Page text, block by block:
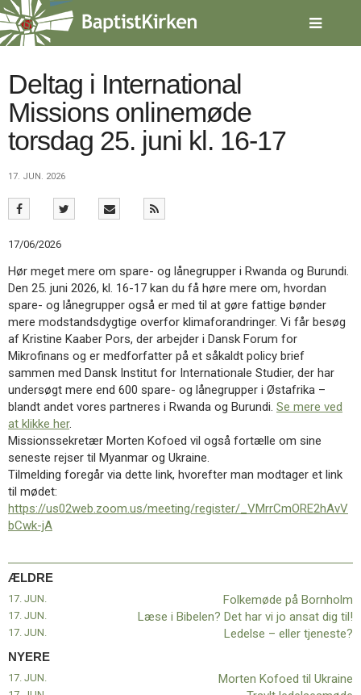
Spring
menu
over
gå
indholdVend
tilbage
1.0:
Forside
Kalender
5.0:
Værktøjskassen
7.0:
Om
BaptistKirken
8.0:
Kontakt
9.0:
Forside
10.0:
Nyheder
11.0:
Kalender
12.0:
Inspiration
13.0:
Værktøjskassen
14.0:
Mission
15.0:
Om
BaptistKirken
16.0:
Kontakt
Næste
indlæg:
Morten
UkraineForrige
indlæg:
Folkemøde
på
Bornholm
Deltag i International
Missions onlinemøde
torsdag 25. juni kl. 16-17
17. JUN. 2026
17/06/2026
Hør meget mere om spare- og lånegrupper i Rwanda og Burundi.
Den 25. juni 2026, kl. 16-17 kan du få høre mere om, hvordan
spare- og lånegrupper også er med til at gøre fattige bønder
mere modstandsdygtige overfor klimaforandringer. Vi får besøg
af Kristine Kaaber Pors, der arbejder i Dansk Forum for
Mikrofinans og er medforfatter på et såkaldt policy brief
sammen med Dansk Institut for Internationale Studier, der har
undersøgt mere end 600 spare- og lånegrupper i Østafrika –
blandt andet vores partneres i Rwanda og Burundi. Se mere ved
at klikke her.
Missionssekretær Morten Kofoed vil også fortælle om sine
seneste rejser til Myanmar og Ukraine.
Tilmelding foregår via dette link, hvorefter man modtager et link
til mødet:
https://us02web.zoom.us/meeting/register/_VMrrCmORE2hAvV
bCwk-jA
ÆLDRE
17. JUN. Folkemøde på Bornholm
17. JUN. Læse i Bibelen? Det har vi jo ansat dig til!
17. JUN. Ledelse – eller tjeneste?
NYERE
Morten Kofoed til Ukraine
17. JUN.